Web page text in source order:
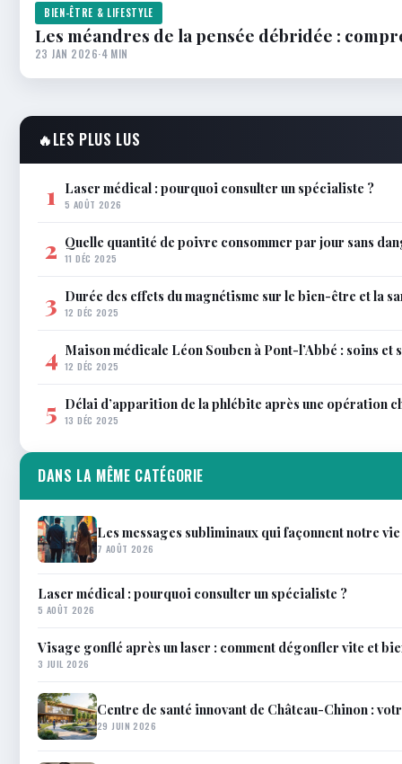
BIEN-ÊTRE & LIFESTYLE
Les méandres de la pensée débridée :
23 JAN 2026·4 MIN
🔥LES PLUS LUS
1 Laser médical : pourquoi consulter un spécialiste ?
5 AOÛT 2026
2 Quelle quantité de poivre consommer par jour sans
11 DÉC 2025
3 Durée des effets du magnétisme sur le bien-être et la
12 DÉC 2025
4 Maison médicale Léon Souben à Pont-l’Abbé : soins et
12 DÉC 2025
5 Délai d’apparition de la phlébite après une opération
13 DÉC 2025
DANS LA MÊME CATÉGORIE
Les messages subliminaux qui façonnent notre vie
7 AOÛT 2026
Laser médical : pourquoi consulter un spécialiste ?
5 AOÛT 2026
Visage gonflé après un laser : comment dégonfler vite et
3 JUIL 2026
Centre de santé innovant de Château-Chinon :
29 JUIN 2026